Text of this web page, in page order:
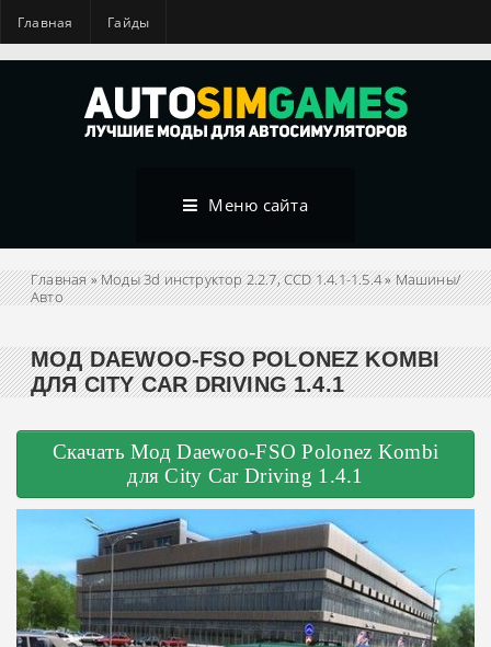
Главная Гайды
Меню сайта
Главная»Моды 3d инструктор 2.2.7, CCD 1.4.1-1.5.4»Машины/
Авто
МОД DAEWOO-FSO POLONEZ KOMBI
ДЛЯ CITY CAR DRIVING 1.4.1
Скачать Мод Daewoo-FSO Polonez Kombi
для City Car Driving 1.4.1